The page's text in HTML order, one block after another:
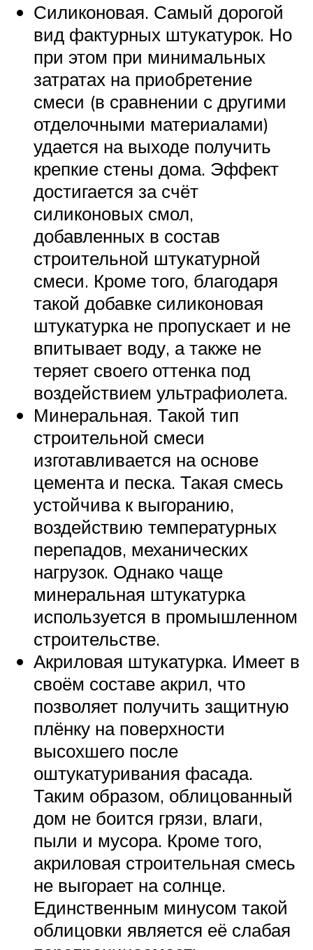
Силиконовая. Самый дорогой
вид фактурных штукатурок. Но
при этом при минимальных
затратах на приобретение
смеси (в сравнении с другими
отделочными материалами)
удается на выходе получить
крепкие стены дома. Эффект
достигается за счёт
силиконовых смол,
добавленных в состав
строительной штукатурной
смеси. Кроме того, благодаря
такой добавке силиконовая
штукатурка не пропускает и не
впитывает воду, а также не
теряет своего оттенка под
воздействием ультрафиолета.
Минеральная. Такой тип
строительной смеси
изготавливается на основе
цемента и песка. Такая смесь
устойчива к выгоранию,
воздействию температурных
перепадов, механических
нагрузок. Однако чаще
минеральная штукатурка
используется в промышленном
строительстве.
Акриловая штукатурка. Имеет в
своём составе акрил, что
позволяет получить защитную
плёнку на поверхности
высохшего после
оштукатуривания фасада.
Таким образом, облицованный
дом не боится грязи, влаги,
пыли и мусора. Кроме того,
акриловая строительная смесь
не выгорает на солнце.
Единственным минусом такой
облицовки является её слабая